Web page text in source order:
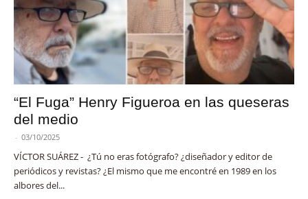
“El Fuga” Henry Figueroa en las queseras
del medio
- 03/10/2025
VÍCTOR SUÁREZ - ¿Tú no eras fotógrafo? ¿diseñador y editor de
periódicos y revistas? ¿El mismo que me encontré en 1989 en los
albores del...